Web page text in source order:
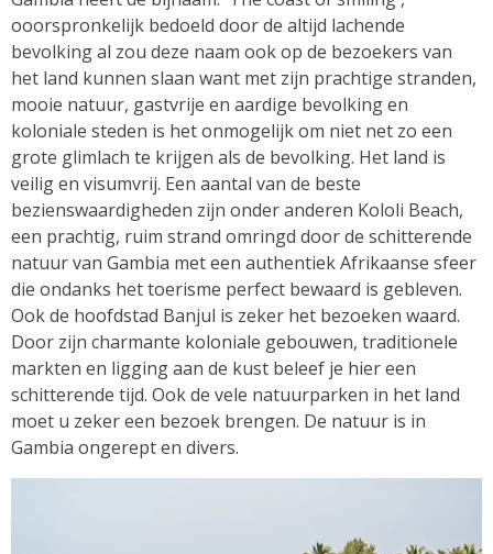
ooorspronkelijk bedoeld door de altijd lachende
bevolking al zou deze naam ook op de bezoekers van
het land kunnen slaan want met zijn prachtige stranden,
mooie natuur, gastvrije en aardige bevolking en
koloniale steden is het onmogelijk om niet net zo een
grote glimlach te krijgen als de bevolking. Het land is
veilig en visumvrij. Een aantal van de beste
bezienswaardigheden zijn onder anderen Kololi Beach,
een prachtig, ruim strand omringd door de schitterende
natuur van Gambia met een authentiek Afrikaanse sfeer
die ondanks het toerisme perfect bewaard is gebleven.
Ook de hoofdstad Banjul is zeker het bezoeken waard.
Door zijn charmante koloniale gebouwen, traditionele
markten en ligging aan de kust beleef je hier een
schitterende tijd. Ook de vele natuurparken in het land
moet u zeker een bezoek brengen. De natuur is in
Gambia ongerept en divers.